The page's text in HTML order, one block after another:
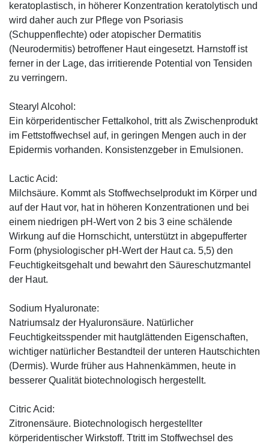
keratoplastisch, in höherer Konzentration keratolytisch und
wird daher auch zur Pflege von Psoriasis
(Schuppenflechte) oder atopischer Dermatitis
(Neurodermitis) betroffener Haut eingesetzt. Harnstoff ist
ferner in der Lage, das irritierende Potential von Tensiden
zu verringern.
Stearyl Alcohol:
Ein körperidentischer Fettalkohol, tritt als Zwischenprodukt
im Fettstoffwechsel auf, in geringen Mengen auch in der
Epidermis vorhanden. Konsistenzgeber in Emulsionen.
Lactic Acid:
Milchsäure. Kommt als Stoffwechselprodukt im Körper und
auf der Haut vor, hat in höheren Konzentrationen und bei
einem niedrigen pH-Wert von 2 bis 3 eine schälende
Wirkung auf die Hornschicht, unterstützt in abgepufferter
Form (physiologischer pH-Wert der Haut ca. 5,5) den
Feuchtigkeitsgehalt und bewahrt den Säureschutzmantel
der Haut.
Sodium Hyaluronate:
Natriumsalz der Hyaluronsäure. Natürlicher
Feuchtigkeitsspender mit hautglättenden Eigenschaften,
wichtiger natürlicher Bestandteil der unteren Hautschichten
(Dermis). Wurde früher aus Hahnenkämmen, heute in
besserer Qualität biotechnologisch hergestellt.
Citric Acid:
Zitronensäure. Biotechnologisch hergestellter
körperidentischer Wirkstoff. Ttritt im Stoffwechsel des